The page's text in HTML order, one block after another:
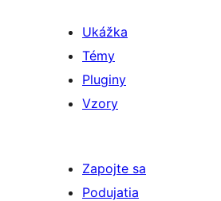
Ukážka
Témy
Pluginy
Vzory
Zapojte sa
Podujatia